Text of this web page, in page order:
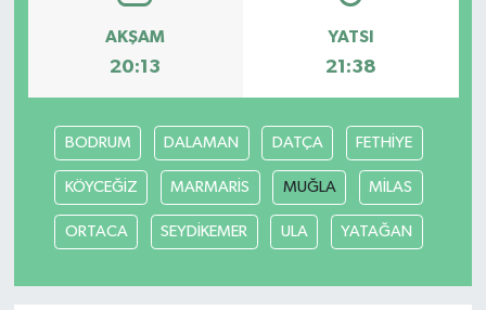
AKŞAM
20:13
YATSI
21:38
BODRUM DALAMAN DATÇA FETHİYE
KÖYCEĞİZ MARMARİS MUĞLA MİLAS
ORTACA SEYDİKEMER ULA YATAĞAN